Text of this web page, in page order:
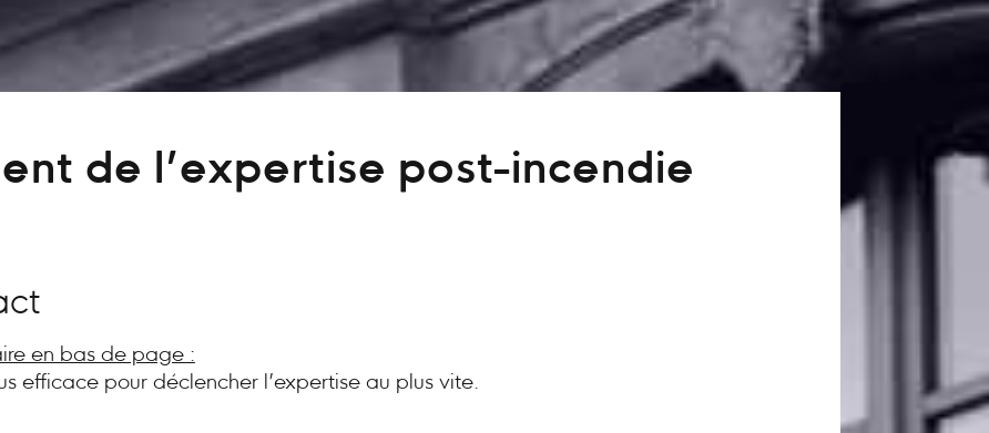
de l’expertise post-incendie
en bas de page :
efficace pour déclencher l’expertise au plus vite.